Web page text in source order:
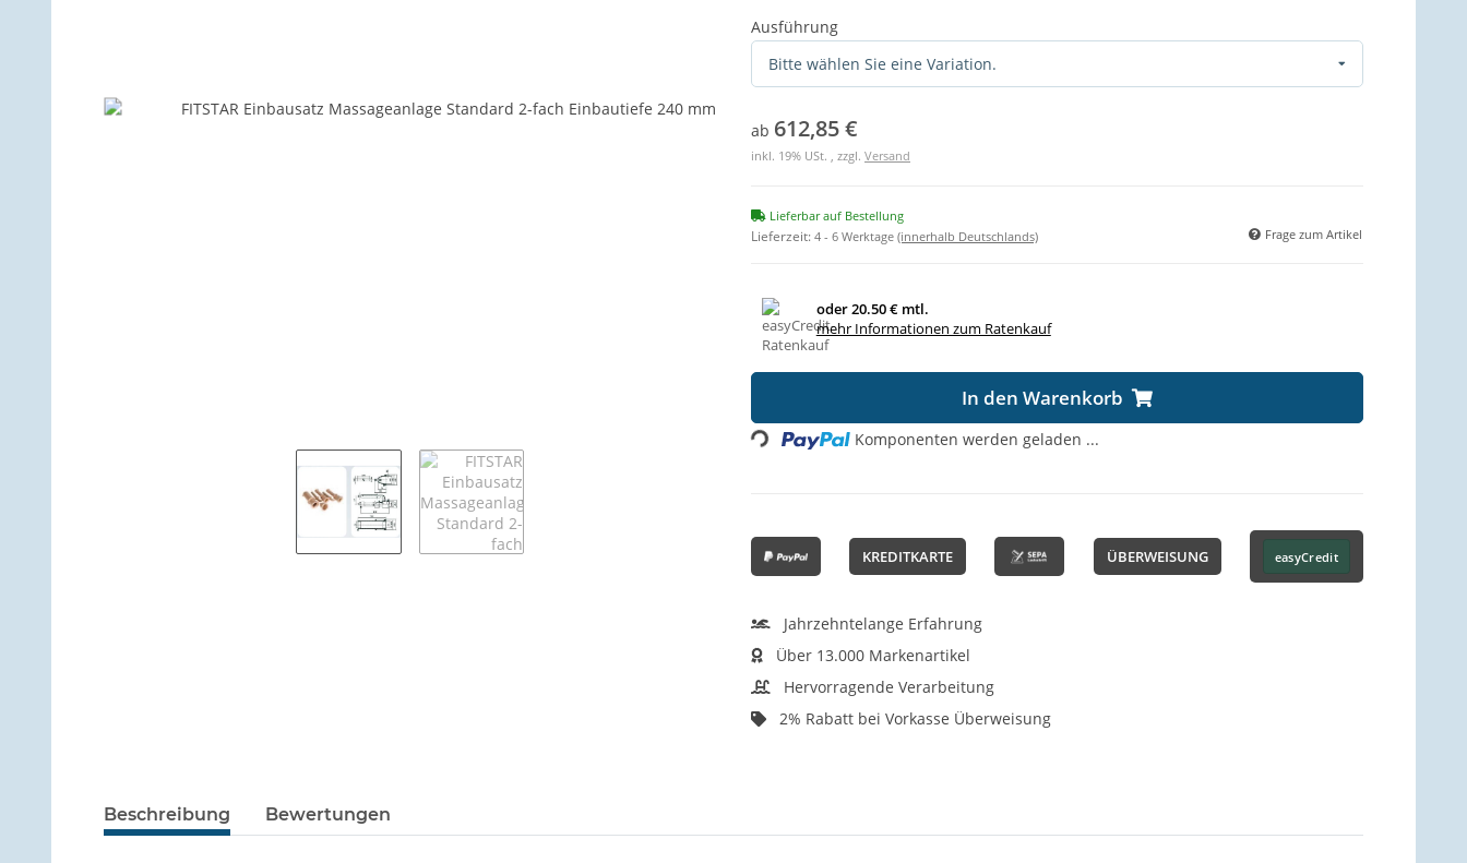
Ausführung
Bitte wählen Sie eine Variation.
ab 612,85 €
inkl. 19% USt. , zzgl. Versand
Lieferbar auf Bestellung
Lieferzeit: 4 - 6 Werktage (innerhalb Deutschlands) Frage zum Artikel
oder20.50 € mtl.
mehr Informationen zum Ratenkauf
In den Warenkorb
Loading... Komponenten werden geladen ...
KREDITKARTE ÜBERWEISUNG easyCredit
Jahrzehntelange Erfahrung
Über 13.000 Markenartikel
Hervorragende Verarbeitung
2% Rabatt bei Vorkasse Überweisung
Beschreibung Bewertungen